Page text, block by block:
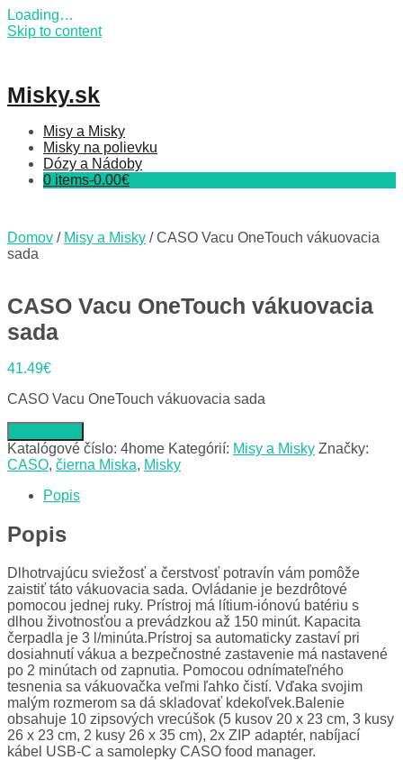
Loading…
Skip to content
Misky.sk
Misy a Misky
Misky na polievku
Dózy a Nádoby
0 items-0.00€
Domov / Misy a Misky / CASO Vacu OneTouch vákuovacia
sada
CASO Vacu OneTouch vákuovacia
sada
41.49€
CASO Vacu OneTouch vákuovacia sada
Katalógové číslo: 4home Kategórií: Misy a Misky Značky:
CASO, čierna Miska, Misky
Popis
Popis
Dlhotrvajúcu sviežosť a čerstvosť potravín vám pomôže
zaistiť táto vákuovacia sada. Ovládanie je bezdrôtové
pomocou jednej ruky. Prístroj má lítium-iónovú batériu s
dlhou životnosťou a prevádzkou až 150 minút. Kapacita
čerpadla je 3 l/minúta.Prístroj sa automaticky zastaví pri
dosiahnutí vákua a bezpečnostné zastavenie má nastavené
po 2 minútach od zapnutia. Pomocou odnímateľného
tesnenia sa vákuovačka veľmi ľahko čistí. Vďaka svojim
malým rozmerom sa dá skladovať kdekoľvek.Balenie
obsahuje 10 zipsových vrecúšok (5 kusov 20 x 23 cm, 3 kusy
26 x 23 cm, 2 kusy 26 x 35 cm), 2x ZIP adaptér, nabíjací
kábel USB-C a samolepky CASO food manager.